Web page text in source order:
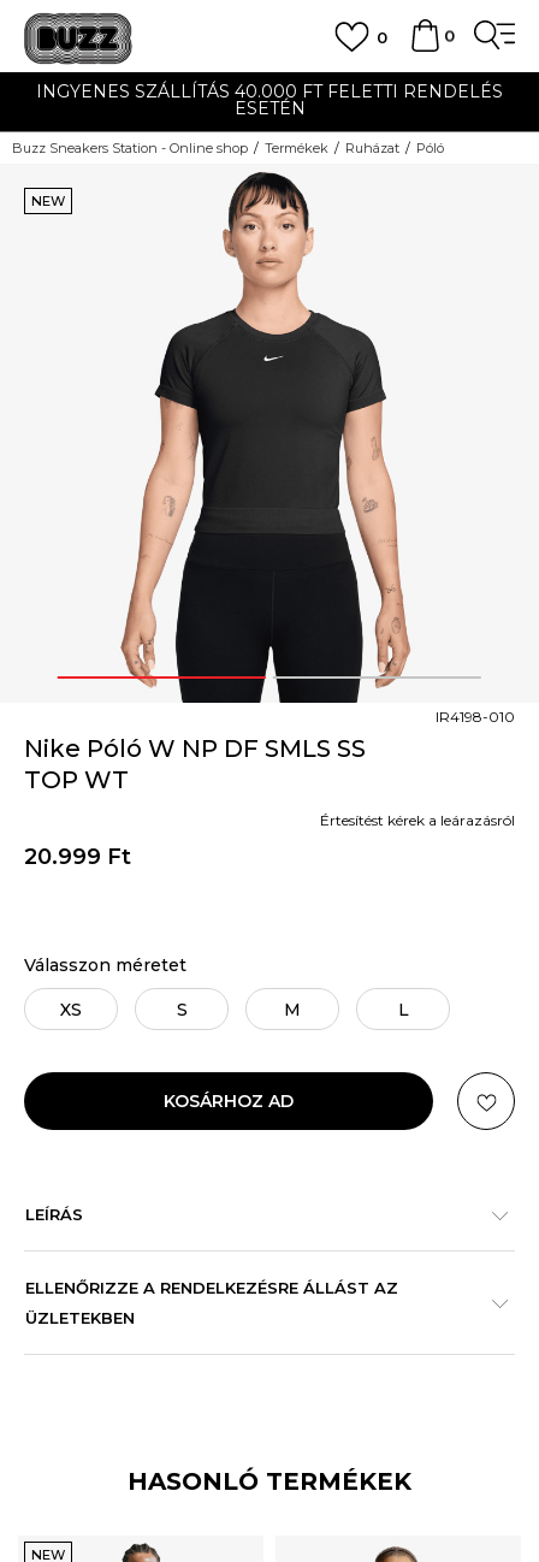
0
0
INGYENES SZÁLLÍTÁS 40.000 FT FELETTI RENDELÉS
ESETÉN
Buzz Sneakers Station - Online shop Termékek Ruházat Póló
1 2
NEW
Nike Póló W NP DF SMLS SS
TOP WT
IR4198-010
20.999 Ft
Értesítést kérek a leárazásról
Válasszon méretet
XS S M L
KOSÁRHOZ AD
LEÍRÁS
ELLENŐRIZZE A RENDELKEZÉSRE ÁLLÁST AZ
ÜZLETEKBEN
HASONLÓ TERMÉKEK
NEW